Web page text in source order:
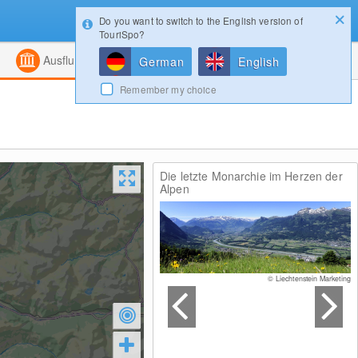
Kombiniert
Ausflugsziele Magazin
Die letzte Monarchie im Herzen der
Alpen
© Liechtenstein Marketing © Liechtenstein Marketing
Login
Do you want to switch to the English version of
TouriSpo?
German English
Remember my choice
Konfigurator Gewinnspiele